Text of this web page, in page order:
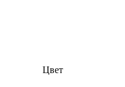
Цвет